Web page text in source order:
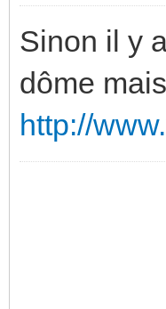
Sinon il y
dôme
http://